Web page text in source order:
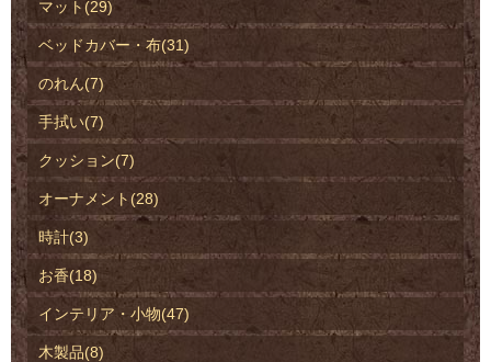
マット(29)
ベッドカバー・布(31)
のれん(7)
手拭い(7)
クッション(7)
オーナメント(28)
時計(3)
お香(18)
インテリア・小物(47)
木製品(8)